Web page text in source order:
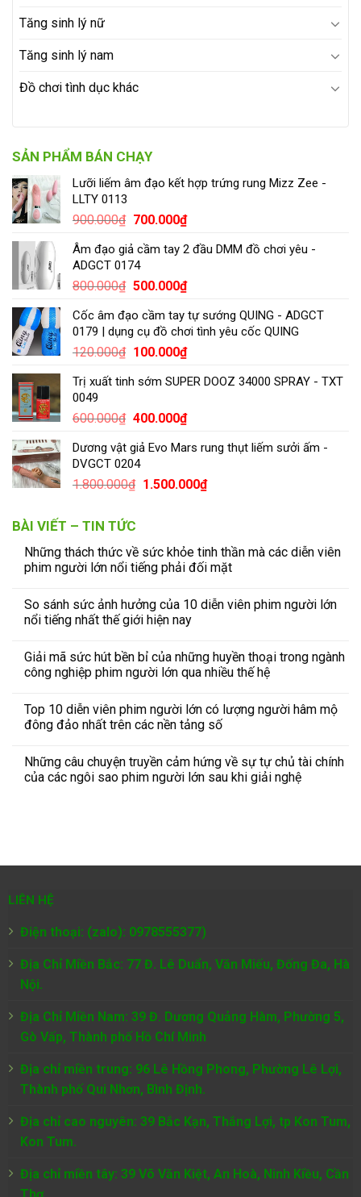
Tăng sinh lý nữ
Tăng sinh lý nam
Đồ chơi tình dục khác
SẢN PHẨM BÁN CHẠY
Lưỡi liếm âm đạo kết hợp trứng rung Mizz Zee -
LLTY 0113
900.000₫ 700.000₫
Âm đạo giả cầm tay 2 đầu DMM đồ chơi yêu -
ADGCT 0174
800.000₫ 500.000₫
Cốc âm đạo cầm tay tự sướng QUING - ADGCT
0179 | dụng cụ đồ chơi tình yêu cốc QUING
120.000₫ 100.000₫
Trị xuất tinh sớm SUPER DOOZ 34000 SPRAY - TXT
0049
600.000₫ 400.000₫
Dương vật giả Evo Mars rung thụt liếm sưởi ấm -
DVGCT 0204
1.800.000₫ 1.500.000₫
BÀI VIẾT – TIN TỨC
Những thách thức về sức khỏe tinh thần mà các diễn viên
phim người lớn nổi tiếng phải đối mặt
So sánh sức ảnh hưởng của 10 diễn viên phim người lớn
nổi tiếng nhất thế giới hiện nay
Giải mã sức hút bền bỉ của những huyền thoại trong ngành
công nghiệp phim người lớn qua nhiều thế hệ
Top 10 diễn viên phim người lớn có lượng người hâm mộ
đông đảo nhất trên các nền tảng số
Những câu chuyện truyền cảm hứng về sự tự chủ tài chính
của các ngôi sao phim người lớn sau khi giải nghệ
LIÊN HỆ
Điện thoại: (zalo): 0978555377)
Địa Chỉ Miền Bắc: 77 Đ. Lê Duẩn, Văn Miếu, Đống Đa, Hà
Nội.
Địa Chỉ Miền Nam: 39 Đ. Dương Quảng Hàm, Phường 5,
Gò Vấp, Thành phố Hồ Chí Minh
Địa chỉ miền trung: 96 Lê Hồng Phong, Phường Lê Lợi,
Thành phố Qui Nhơn, Bình Định.
Địa chỉ cao nguyên: 39 Bắc Kạn, Thắng Lợi, tp Kon Tum,
Kon Tum.
Địa chỉ miền tây: 39 Võ Văn Kiệt, An Hoà, Ninh Kiều, Cần